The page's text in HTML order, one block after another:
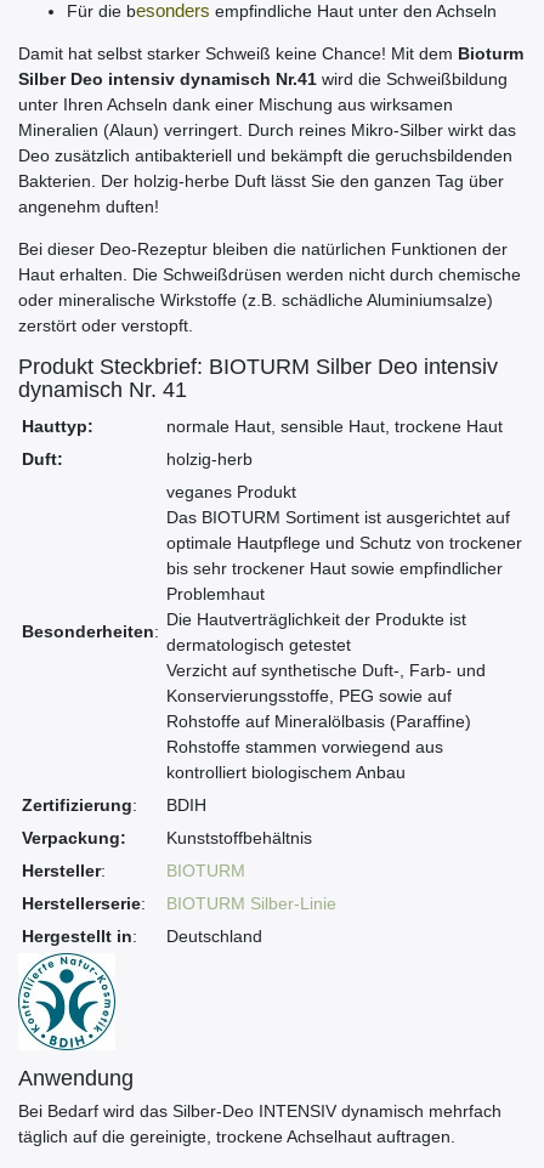
Für die besonders empfindliche Haut unter den Achseln
Damit hat selbst starker Schweiß keine Chance! Mit dem Bioturm
Silber Deo intensiv dynamisch Nr.41 wird die Schweißbildung
unter Ihren Achseln dank einer Mischung aus wirksamen
Mineralien (Alaun) verringert. Durch reines Mikro-Silber wirkt das
Deo zusätzlich antibakteriell und bekämpft die geruchsbildenden
Bakterien. Der holzig-herbe Duft lässt Sie den ganzen Tag über
angenehm duften!
Bei dieser Deo-Rezeptur bleiben die natürlichen Funktionen der
Haut erhalten. Die Schweißdrüsen werden nicht durch chemische
oder mineralische Wirkstoffe (z.B. schädliche Aluminiumsalze)
zerstört oder verstopft.
Produkt Steckbrief: BIOTURM Silber Deo intensiv
dynamisch Nr. 41
Hauttyp:
normale Haut, sensible Haut, trockene Haut
Duft:
holzig-herb
Besonderheiten:
veganes Produkt
Das BIOTURM Sortiment ist ausgerichtet auf
optimale Hautpflege und Schutz von trockener
bis sehr trockener Haut sowie empfindlicher
Problemhaut
Die Hautverträglichkeit der Produkte ist
dermatologisch getestet
Verzicht auf synthetische Duft-, Farb- und
Konservierungsstoffe, PEG sowie auf
Rohstoffe auf Mineralölbasis (Paraffine)
Rohstoffe stammen vorwiegend aus
kontrolliert biologischem Anbau
Zertifizierung:
BDIH
Verpackung:
Kunststoffbehältnis
Hersteller:
BIOTURM
Herstellerserie:
BIOTURM Silber-Linie
Hergestellt in: Deutschland
Anwendung
Bei Bedarf wird das Silber-Deo INTENSIV dynamisch mehrfach
täglich auf die gereinigte, trockene Achselhaut auftragen.